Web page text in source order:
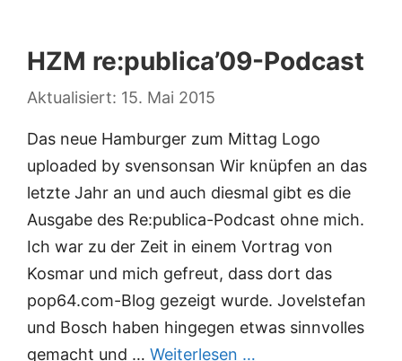
HZM re:publica’09-Podcast
15. Mai 2015
Das neue Hamburger zum Mittag Logo
uploaded by svensonsan Wir knüpfen an das
letzte Jahr an und auch diesmal gibt es die
Ausgabe des Re:publica-Podcast ohne mich.
Ich war zu der Zeit in einem Vortrag von
Kosmar und mich gefreut, dass dort das
pop64.com-Blog gezeigt wurde. Jovelstefan
und Bosch haben hingegen etwas sinnvolles
gemacht und … Weiterlesen …